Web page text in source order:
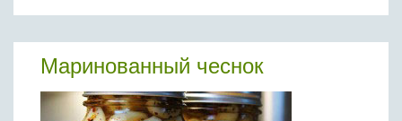
Маринованный чеснок